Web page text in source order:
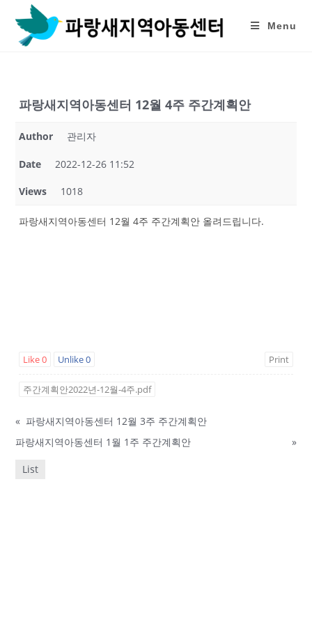
content
Menu
파랑새지역아동센터 12월 4주 주간계획안
Author 관리자
Date 2022-12-26 11:52
Views 1018
파랑새지역아동센터 12월 4주 주간계획안 올려드립니다.
Like0 Unlike0 Print
주간계획안2022년-12월-4주.pdf
« 파랑새지역아동센터 12월 3주 주간계획안
파랑새지역아동센터 1월 1주 주간계획안
»
List